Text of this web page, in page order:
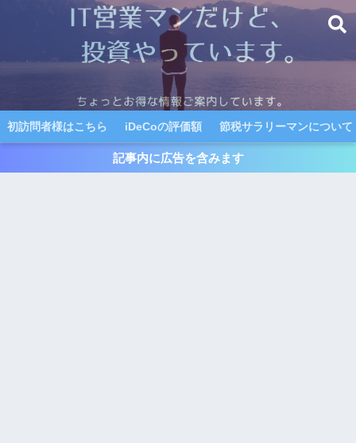
初訪問者様はこちら iDeCoの評価額 節税サラリーマンについて
記事内に広告を含みます